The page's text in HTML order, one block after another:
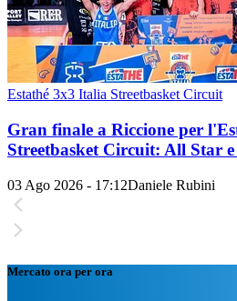
Estathé 3x3 Italia Streetbasket Circuit
Gran finale a Riccione per
Streetbasket Circuit: All Star
03 Ago 2026 - 17:12Daniele Rubini
Mercato ora per ora